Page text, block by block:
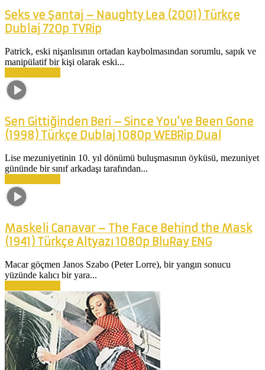
Seks ve Şantaj – Naughty Lea (2001) Türkçe
Dublaj 720p TVRip
Patrick, eski nişanlısının ortadan kaybolmasından sorumlu, sapık ve
manipülatif bir kişi olarak eski...
Sen Gittiğinden Beri – Since You’ve Been Gone
(1998) Türkçe Dublaj 1080p WEBRip Dual
Lise mezuniyetinin 10. yıl dönümü buluşmasının öyküsü, mezuniyet
gününde bir sınıf arkadaşı tarafından...
Maskeli Canavar – The Face Behind the Mask
(1941) Türkçe Altyazı 1080p BluRay ENG
Macar göçmen Janos Szabo (Peter Lorre), bir yangın sonucu
yüzünde kalıcı bir yara...